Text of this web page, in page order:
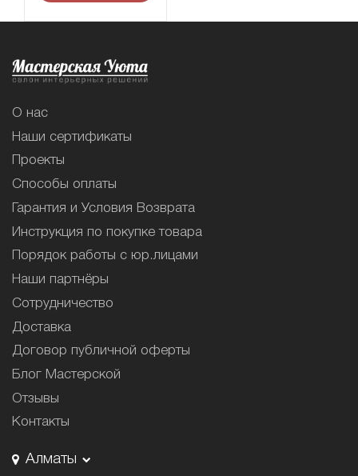
О нас
Наши сертификаты
Проекты
Способы оплаты
Гарантия и Условия Возврата
Инструкция по покупке товара
Порядок работы с юр.лицами
Наши партнёры
Сотрудничество
Доставка
Договор публичной оферты
Блог Мастерской
Отзывы
Контакты
Алматы